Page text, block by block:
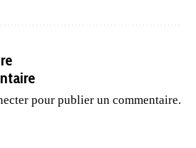
pour publier un commentaire.